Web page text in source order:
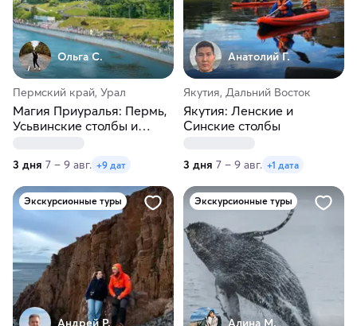
Ольга С.
Пермский край, Урал
Магия Приуралья: Пермь,
Усьвинские столбы и
3 дня 7 – 9 авг. +9 дат
Анатолий Г.
Якутия, Дальний Восток
Якутия: Ленские и
Синские столбы
3 дня 7 – 9 авг. +1 дата
Экскурсионные туры
Андрей Р.
Экскурсионные туры
Алина М.